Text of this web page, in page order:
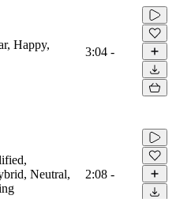
Happy,
3:04 -
Neutral,
2:08 -